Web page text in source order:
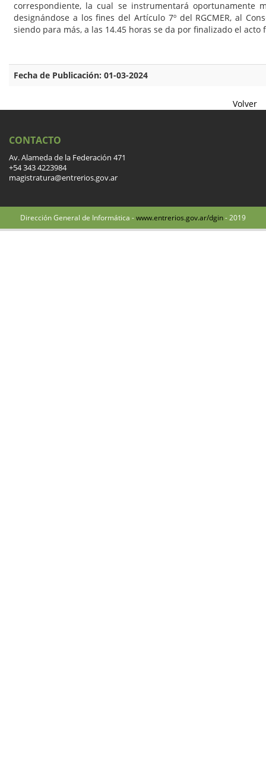
correspondiente, la cual se instrumentará oportunamente
designándose a los fines del Artículo 7º del RGCMER, al
siendo para más, a las 14.45 horas se da por finalizado el
Fecha de Publicación: 01-03-2024
Volver
CONTACTO
Av. Alameda de la Federación 471
+54 343 4223984
magistratura@entrerios.gov.ar
Dirección General de Informática -www.entrerios.gov.ar/dgin- 2019